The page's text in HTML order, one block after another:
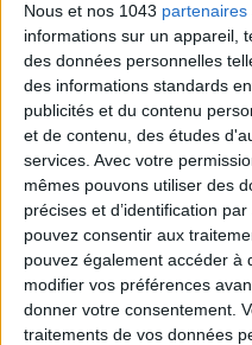
Nous et nos 1043 partenaires
informations sur un appareil,
des données personnelles
des informations standards
publicités et du contenu
et de contenu, des études
services. Avec votre
mêmes pouvons utiliser des
précises et d’identification
pouvez consentir aux
pouvez également accéder à
modifier vos préférences
donner votre consentement.
traitements de vos données
SPF 50 SUNSCREENS